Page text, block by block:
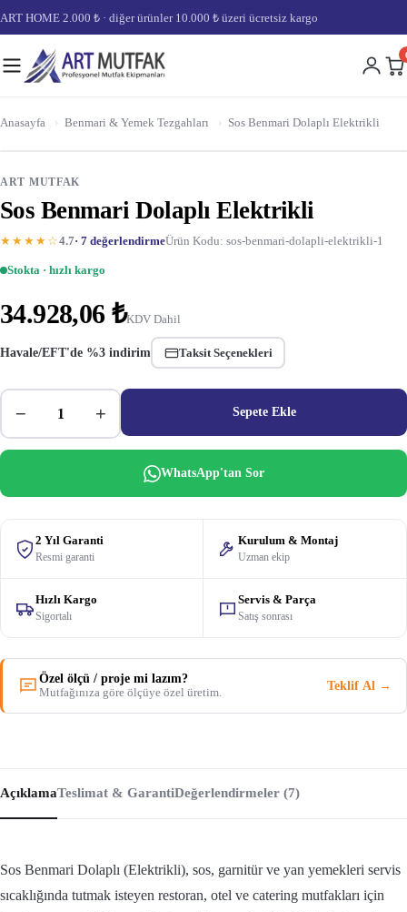
ART HOME 2.000 ₺ · diğer ürünler 10.000 ₺ üzeri ücretsiz kargo
Anasayfa › Benmari & Yemek Tezgahları › Sos Benmari Dolaplı Elektrikli
ART MUTFAK
Sos Benmari Dolaplı Elektrikli
★★★★☆4.7· 7 değerlendirmeÜrün Kodu: sos-benmari-dolapli-elektrikli-1
Stokta · hızlı kargo
34.928,06 ₺KDV Dahil
Havale/EFT'de %3 indirim Taksit Seçenekleri
− + Sepete Ekle
WhatsApp'tan Sor
2 Yıl Garanti
Resmi garanti
Kurulum & Montaj
Uzman ekip
Hızlı Kargo
Sigortalı
Servis & Parça
Satış sonrası
Özel ölçü / proje mi lazım?
Mutfağınıza göre ölçüye özel üretim.
Teklif Al →
AçıklamaTeslimat & GarantiDeğerlendirmeler (7)
Sos Benmari Dolaplı (Elektrikli), sos, garnitür ve yan yemekleri servis
sıcaklığında tutmak isteyen restoran, otel ve catering mutfakları için